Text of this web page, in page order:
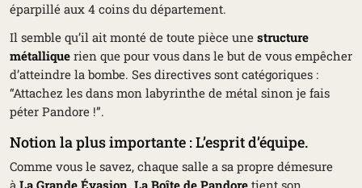
éparpillé aux 4 coins du département.
Il semble qu’il ait monté de toute pièce une structure
métallique rien que pour vous dans le but de vous empêcher
d’atteindre la bombe. Ses directives sont catégoriques :
“Attachez les dans mon labyrinthe de métal sinon je fais
péter Pandore !”.
Notion la plus importante : L’esprit d’équipe.
Comme vous le savez, chaque salle a sa propre démesure